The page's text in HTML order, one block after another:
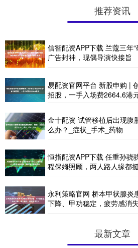
推荐资讯
信智配资APP下载 兰蔻三年
广告封神，现偶导演快接旨
易配资官网平台 新股申购 |
招股，一手入场费2664.6港
金十配资 试管移植后出现腹
么办？_症状_手术_药物
恒指配资APP下载 任重孙骁
程保姆照顾，两人路人缘都
永利策略官网 桥本甲状腺炎
下降、甲功稳定，疲劳感消失
最新文章